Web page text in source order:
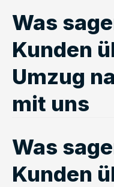
Was
Kunden
Umzug
mit uns
Was
Kunden